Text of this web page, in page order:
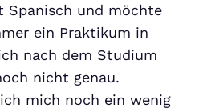
Spanisch und möchte
ein Praktikum in
nach dem Studium
nicht genau.
mich noch ein wenig